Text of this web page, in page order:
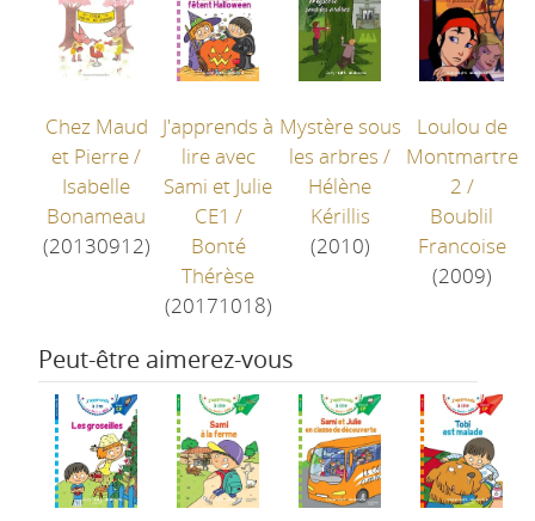
Chez Maud
et Pierre/
Isabelle
Bonameau
(20130912)
J'apprends à
lire avec
Sami et Julie
CE1 /
Bonté
Thérèse
(20171018)
Mystère sous
les arbres /
Hélène
Kérillis
(2010)
Loulou de
Montmartre
2 /
Boublil
Francoise
(2009)
Peut-être aimerez-vous